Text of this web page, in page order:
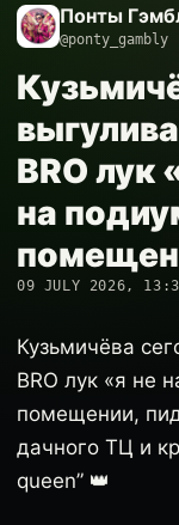
Понты
@ponty_gambly
BRO лук
на
09 JULY 2026,
Кузьмичёва
BRO лук «я не
помещении,
дачного ТЦ и
queen” 👑